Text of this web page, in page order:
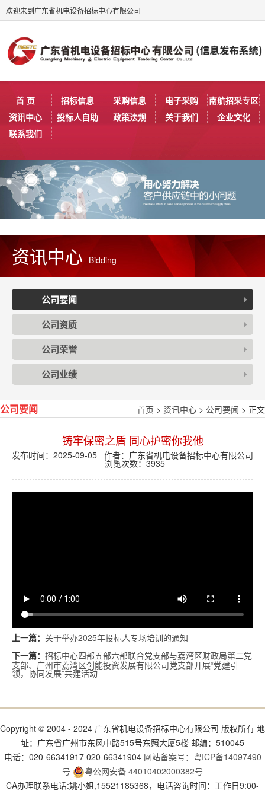
欢迎来到广东省机电设备招标中心有限公司
首 页 招标信息 采购信息 电子采购
南航招采专区
资讯中心
投标人自助 政策法规 关于我们
企业文化
联系我们
资讯中心 Bidding
公司要闻
公司资质
公司荣誉
公司业绩
公司要闻 首页 > 资讯中心 > 公司要闻 > 正文
铸牢保密之盾 同心护密你我他
发布时间：2025-09-05 作者：广东省机电设备招标中心有限公司
浏览次数：3935
上一篇： 关于举办2025年投标人专场培训的通知
下一篇： 招标中心四部五部六部联合党支部与荔湾区财政局第二党
支部、广州市荔湾区创能投资发展有限公司党支部开展“党建引
领，协同发展”共建活动
Copyright © 2004 - 2024 广东省机电设备招标中心有限公司 版权所有 地
址：广东省广州市东风中路515号东照大厦5楼 邮编：510045
电话：020-66341917 020-66341904 网站备案号：粤ICP备14097490
号
粤公网安备 44010402000382号
CA办理联系电话:姚小姐,15521185368，电话咨询时间：工作日9:00-